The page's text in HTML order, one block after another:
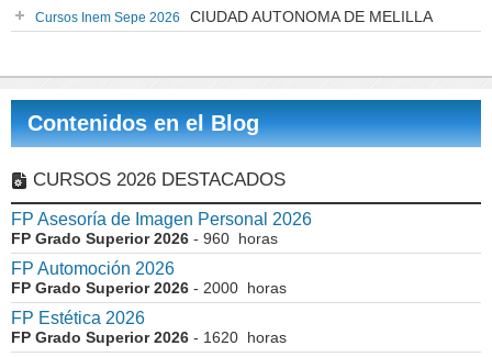
Cursos Inem Sepe 2026 CIUDAD AUTONOMA DE MELILLA
Contenidos en el Blog
CURSOS 2026 DESTACADOS
FP Asesoría de Imagen Personal 2026
FP Grado Superior 2026 - 960 horas
FP Automoción 2026
FP Grado Superior 2026 - 2000 horas
FP Estética 2026
FP Grado Superior 2026 - 1620 horas